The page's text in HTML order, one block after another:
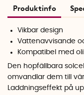
Produktinfo
Vikbar design
Vattenavvisande
Kompatibel med
Den hopfällbara
omvandlar dem till
Laddningseffekt på